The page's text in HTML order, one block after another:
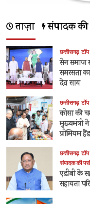
ताज़ा संपादक
छत्तीसगढ़
सेन समाज
समरसता
देव साय
छत्तीसगढ़
कोसा की
मुख्यमंत्री
प्रीमियम
छत्तीसगढ़
संपादक की
एडीबी के
सहायता